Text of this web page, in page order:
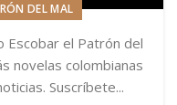
DEL MAL
Escobar el Patrón del
novelas colombianas
Suscríbete...